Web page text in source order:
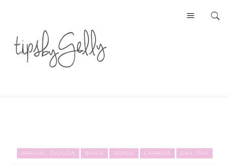
ARRAIAL D'AJUDA BAHIA BRASIL CARAÍVA DAY TRIP